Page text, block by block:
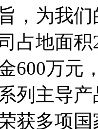
，为我
占地面
600万元
列主导产
获多项